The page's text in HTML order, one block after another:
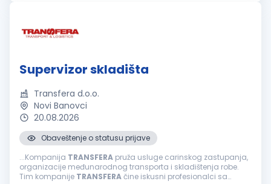
Supervizor skladišta
Transfera d.o.o.
Novi Banovci
20.08.2026
Obaveštenje o statusu prijave
...Kompanija TRANSFERA pruža usluge carinskog zastupanja,
organizacije međunarodnog transporta i skladištenja robe.
Tim kompanije TRANSFERAčine iskusni profesionalci sa